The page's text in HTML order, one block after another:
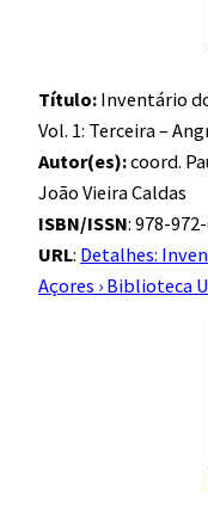
Título: Inventário
Vol. 1: Terceira –
Autor(es):coord.
João Vieira Caldas
ISBN/ISSN: 978-
URL: Detalhes:
Açores › Biblioteca